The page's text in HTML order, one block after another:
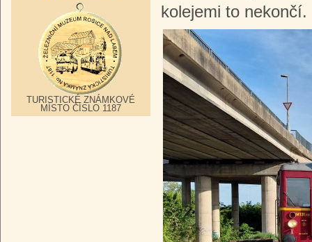
TURISTICKÉ ZNÁMKOVÉ
MÍSTO ČÍSLO 1187
kolejemi to nekončí.